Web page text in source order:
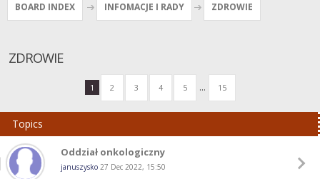
BOARD INDEX INFOMACJE I RADY ZDROWIE
ZDROWIE
1 2 3 4 5 ... 15
Topics
Oddział onkologiczny
januszysko 27 Dec 2022, 15:50